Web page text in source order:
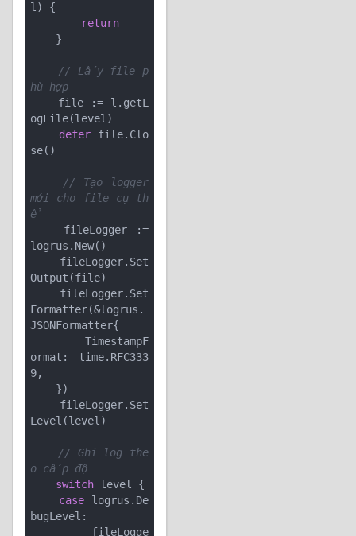
l) {
return
// Lấy file p
hù hợp
ogFile(level)
defer file.Clo
se()
// Tạo logger
mới cho file cụ th
ể
logrus.New()
Output(file)
Formatter(&logrus.
JSONFormatter{
ormat: time.RFC333
9,
Level(level)
// Ghi log the
o cấp độ
switch level {
case logrus.De
bugLevel: